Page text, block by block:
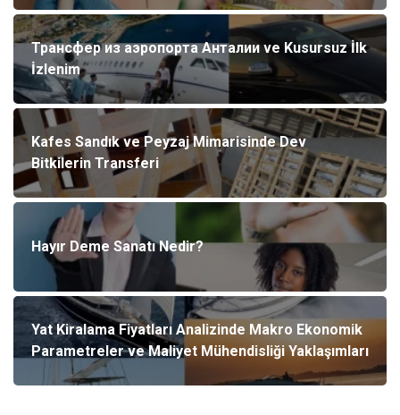
Трансфер из аэропорта Анталии ve Kusursuz İlk
İzlenim
Kafes Sandık ve Peyzaj Mimarisinde Dev
Bitkilerin Transferi
Hayır Deme Sanatı Nedir?
Yat Kiralama Fiyatları Analizinde Makro Ekonomik
Parametreler ve Maliyet Mühendisliği Yaklaşımları